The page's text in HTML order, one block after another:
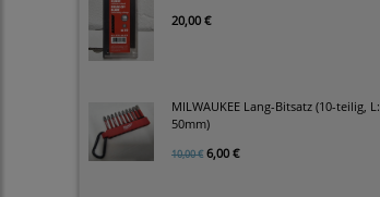
20,00 €
MILWAUKEE Lang-Bitsatz (10-teilig, L:
50mm)
10,00 € 6,00 €